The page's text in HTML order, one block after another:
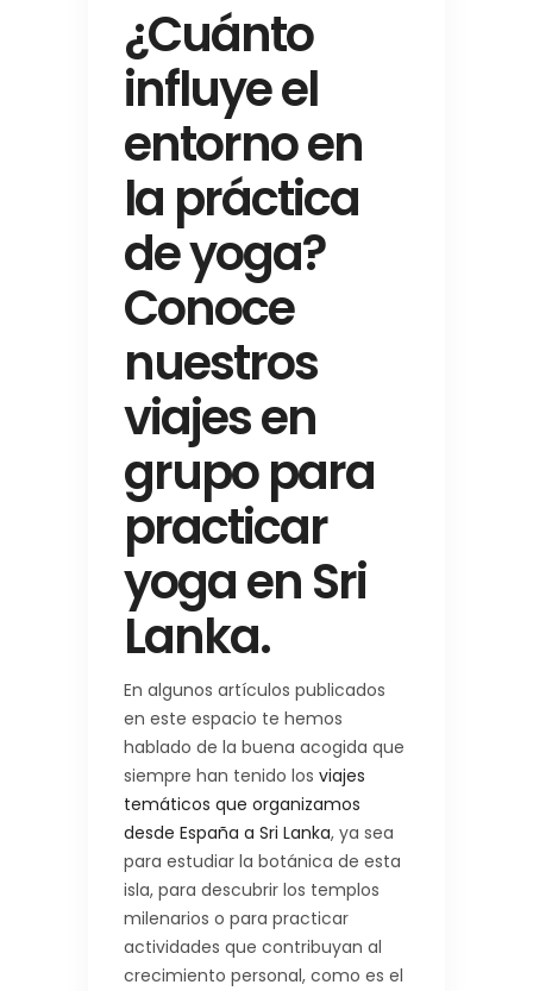
¿Cuánto
influye el
entorno en
la práctica
de yoga?
Conoce
nuestros
viajes en
grupo para
practicar
yoga en Sri
Lanka.
En algunos artículos publicados
en este espacio te hemos
hablado de la buena acogida que
siempre han tenido los viajes
temáticos que organizamos
desde España a Sri Lanka, ya sea
para estudiar la botánica de esta
isla, para descubrir los templos
milenarios o para practicar
actividades que contribuyan al
crecimiento personal, como es el